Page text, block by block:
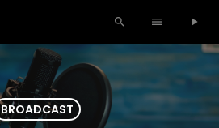
search menu play_arrow
BROADCAST